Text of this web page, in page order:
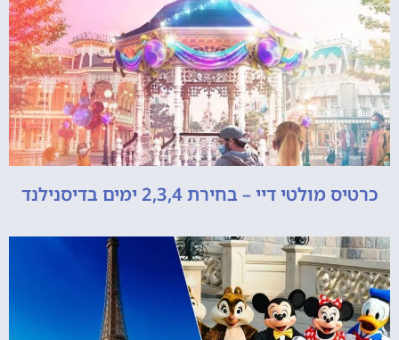
כרטיס מולטי דיי – בחירת 2,3,4 ימים בדיסנילנד